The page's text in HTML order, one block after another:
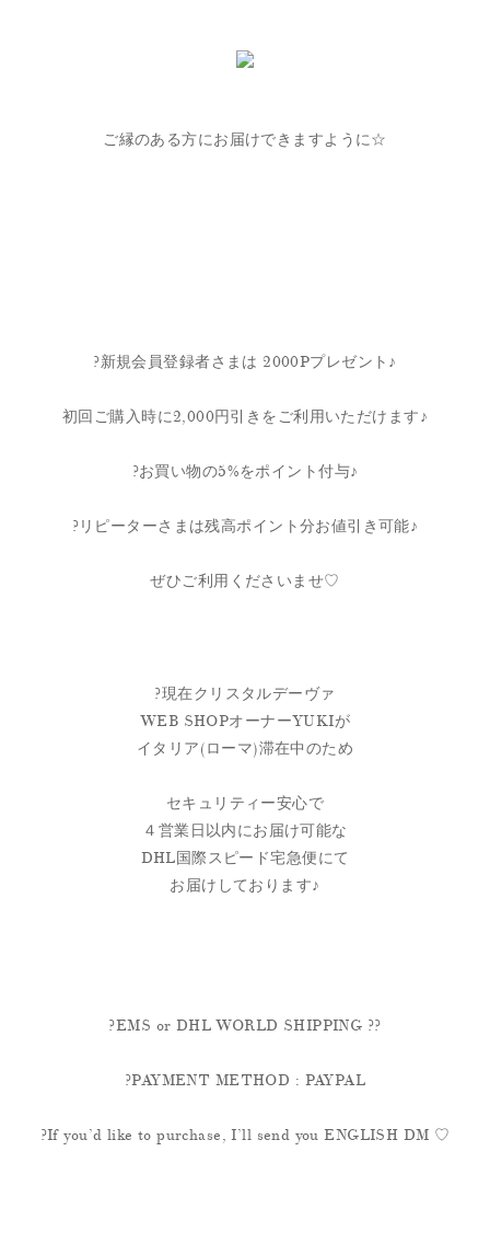
ご縁のある方にお届けできますように☆
?新規会員登録者さまは 2000Pプレゼント♪
初回ご購入時に2,000円引きをご利用いただけます♪
?お買い物の5%をポイント付与♪
?リピーターさまは残高ポイント分お値引き可能♪
ぜひご利用くださいませ♡
?現在クリスタルデーヴァ
WEB SHOPオーナーYUKIが
イタリア(ローマ)滞在中のため
セキュリティー安心で
４営業日以内にお届け可能な
DHL国際スピード宅急便にて
お届けしております♪
?EMS or DHL WORLD SHIPPING ??
?PAYMENT METHOD : PAYPAL
?If you’d like to purchase, I’ll send you ENGLISH DM ♡